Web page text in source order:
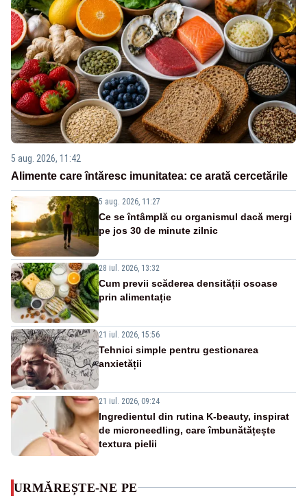
5 aug. 2026, 11:42
Alimente care întăresc imunitatea: ce arată cercetările
5 aug. 2026, 11:27
Ce se întâmplă cu organismul dacă mergi
pe jos 30 de minute zilnic
28 iul. 2026, 13:32
Cum previi scăderea densității osoase
prin alimentație
21 iul. 2026, 15:56
Tehnici simple pentru gestionarea
anxietății
21 iul. 2026, 09:24
Ingredientul din rutina K-beauty, inspirat
de microneedling, care îmbunătățește
textura pielii
URMĂREȘTE-NE PE